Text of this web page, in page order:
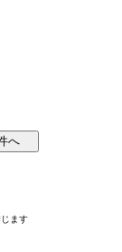
ます